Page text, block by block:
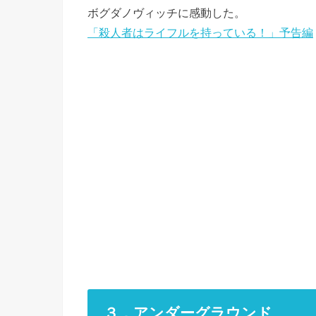
ボグダノヴィッチに感動した。
「殺人者はライフルを持っている！」予告編